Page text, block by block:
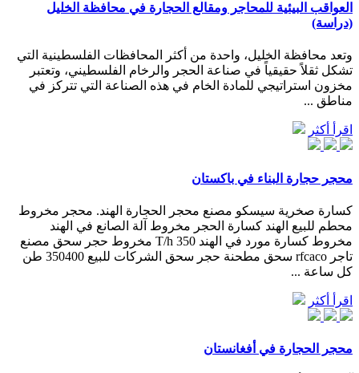
العواقب البيئية للمحاجر ومقالع الحجارة في محافظة الخليل
(دراسة)
وتعد محافظة الخليل، واحدة من أكثر المحافظات الفلسطينية التي
تشكل ثقلاً حقيقياً في صناعة الحجر والرخام الفلسطيني، وتعتبر
مخزون استراتيجي للمادة الخام في هذه الصناعة التي تتركز في
مناطق ...
اقرأ أكثر
محجر حجارة البناء في باكستان
كسارة صخرية سيسكو مصنع محجر الحجارة الهند. محجر مخروط
محطم للبيع الهند كسارة الحجر مخروط آلة الصانع في الهند
مخروط كسارة مورد في الهند 350 T/h مخروط حجر سحق مصنع
تاجر rfcaco سحق مطحنة حجر سحق الشركات للبيع 350400 طن
كل ساعة ...
اقرأ أكثر
محجر الحجارة في أفغانستان